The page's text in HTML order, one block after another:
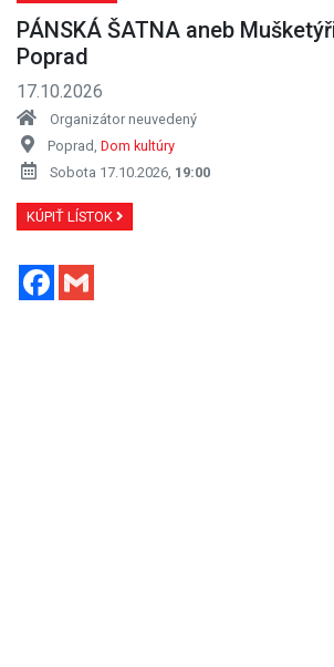
PÁNSKÁ ŠATNA aneb
Poprad
17.10.2026
Organizátor neuvedený
Poprad, Dom kultúry
Sobota 17.10.2026, 19:00
KÚPIŤ LÍSTOK
Facebook